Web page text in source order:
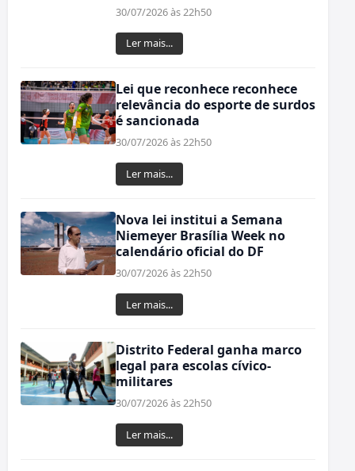
30/07/2026 às 22h50
Ler mais...
Lei que reconhece reconhece
relevância do esporte de surdos
é sancionada
30/07/2026 às 22h50
Ler mais...
Nova lei institui a Semana
Niemeyer Brasília Week no
calendário oficial do DF
30/07/2026 às 22h50
Ler mais...
Distrito Federal ganha marco
legal para escolas cívico-
militares
30/07/2026 às 22h50
Ler mais...